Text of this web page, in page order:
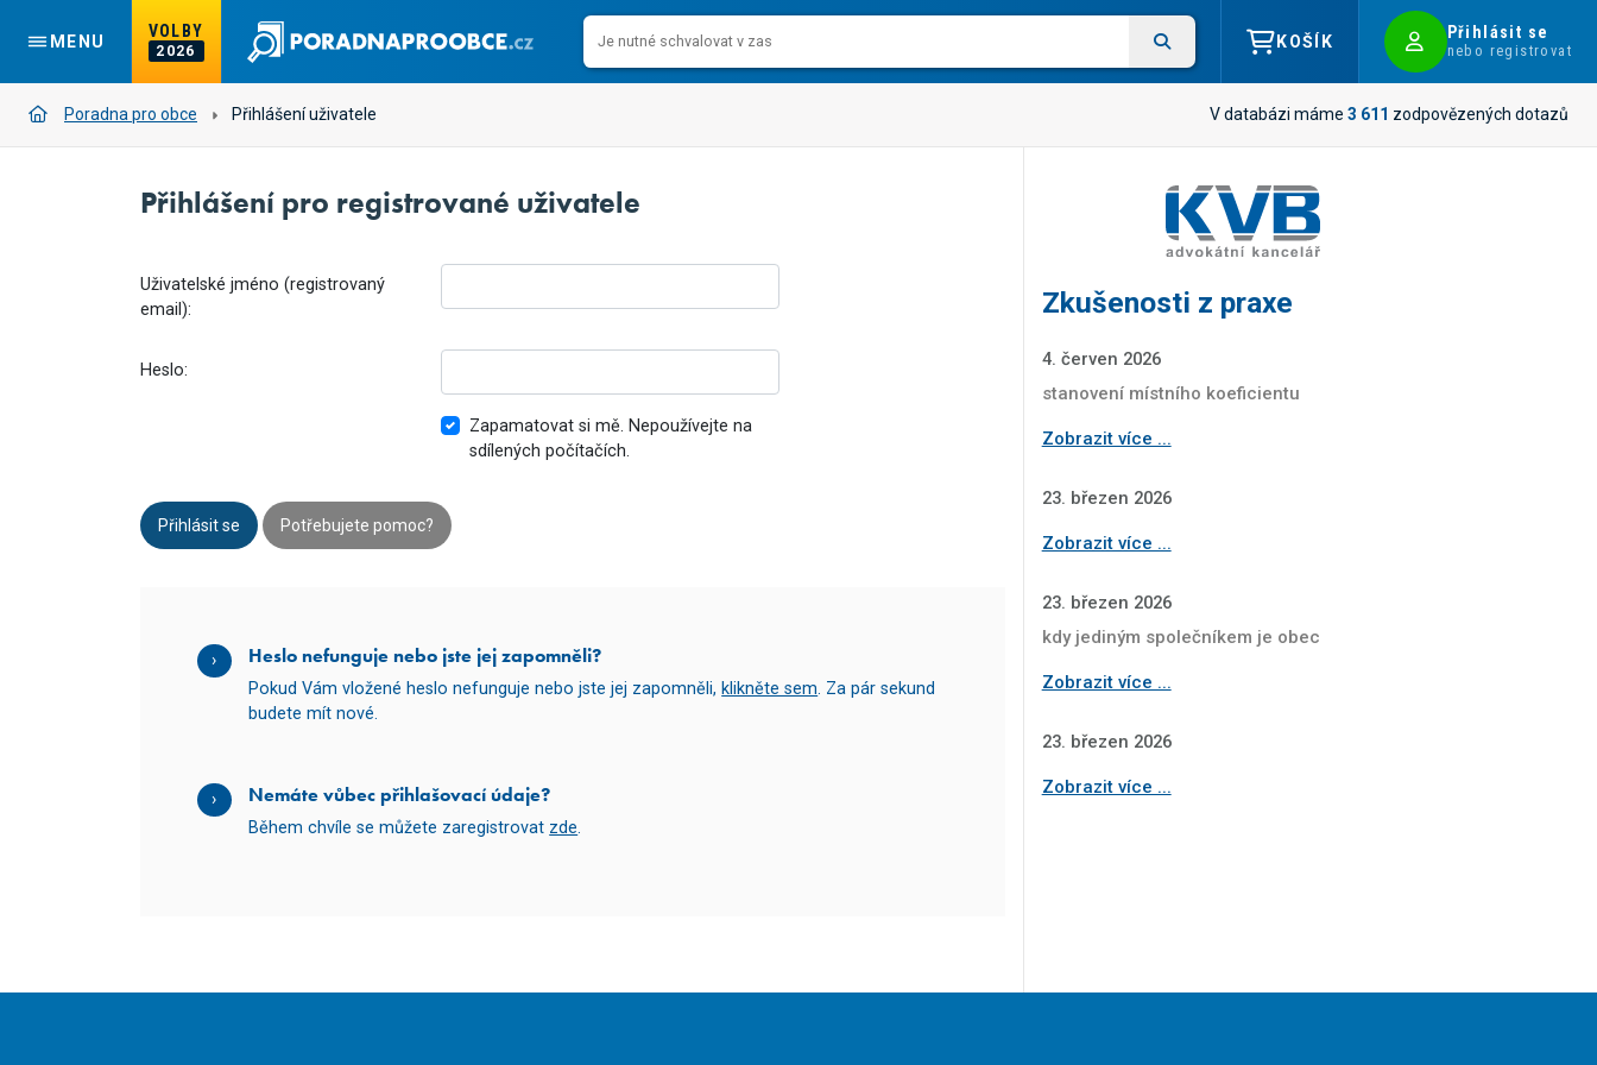
MENU
VOLBY
2026
KOŠÍK Přihlásit se
nebo registrovat
Poradna pro obce Přihlášení uživatele V databázi máme 3 611 zodpovězených dotazů
Přihlášení pro registrované uživatele
Uživatelské jméno (registrovaný
email):
Heslo:
Zapamatovat si mě. Nepoužívejte na
sdílených počítačích.
Přihlásit se Potřebujete pomoc?
Heslo nefunguje nebo jste jej zapomněli?
Pokud Vám vložené heslo nefunguje nebo jste jej zapomněli, klikněte sem. Za pár sekund
budete mít nové.
Nemáte vůbec přihlašovací údaje?
Během chvíle se můžete zaregistrovat zde.
Zkušenosti z praxe
4. červen 2026
stanovení místního koeficientu
Zobrazit více ...
23. březen 2026
Zobrazit více ...
23. březen 2026
kdy jediným společníkem je obec
Zobrazit více ...
23. březen 2026
Zobrazit více ...